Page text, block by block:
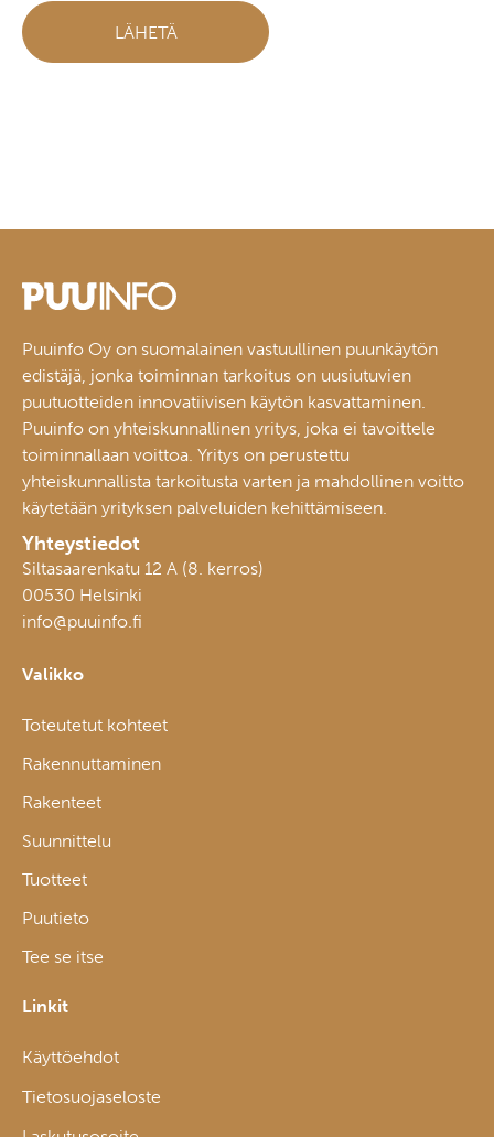
Puuinfo Oy on suomalainen vastuullinen puunkäytön
edistäjä, jonka toiminnan tarkoitus on uusiutuvien
puutuotteiden innovatiivisen käytön kasvattaminen.
Puuinfo on yhteiskunnallinen yritys, joka ei tavoittele
toiminnallaan voittoa. Yritys on perustettu
yhteiskunnallista tarkoitusta varten ja mahdollinen voitto
käytetään yrityksen palveluiden kehittämiseen.
Yhteystiedot
Siltasaarenkatu 12 A (8. kerros)
00530 Helsinki
info@puuinfo.fi
Valikko
Toteutetut kohteet
Rakennuttaminen
Rakenteet
Suunnittelu
Tuotteet
Puutieto
Tee se itse
Linkit
Käyttöehdot
Tietosuojaseloste